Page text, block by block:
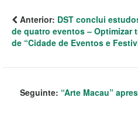
Anterior: DST conclui
de quatro eventos – Optimizar
de “Cidade de Eventos e
Seguinte: “Arte Macau”